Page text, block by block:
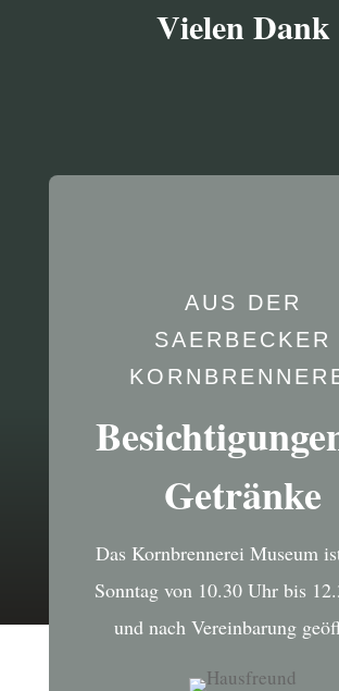
Vielen Dank
AUS DER
SAERBECKER
Getränke
Das Kornbrennerei Museum
Sonntag von 10.30 Uhr bis
und nach Vereinbarung